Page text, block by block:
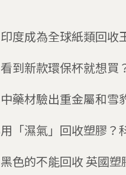
印度成為全球紙類回收
看到新款環保杯就想買
中藥材驗出重金屬和雪豹
用「濕氣」回收塑膠？
黑色的不能